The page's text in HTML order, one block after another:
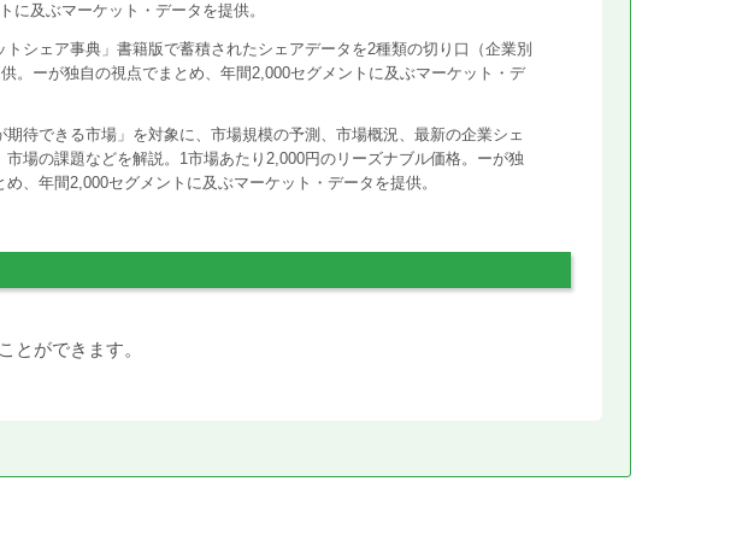
に及ぶマーケット・データを提供。
トシェア事典」書籍版で蓄積されたシェアデータを2種類の切り口（企業別
。ーが独自の視点でまとめ、年間2,000セグメントに及ぶマーケット・デ
期待できる市場」を対象に、市場規模の予測、市場概況、最新の企業シェ
市場の課題などを解説。1市場あたり2,000円のリーズナブル価格。ーが独
め、年間2,000セグメントに及ぶマーケット・データを提供。
とができます。